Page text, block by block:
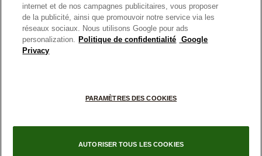
Conditions générales de vente
Conditions générales de vente Click & Collect
Plateforme ODR
FRANCE France
© TOUS DROITS RESERVES. 2026 Pandora
internet et de nos campagnes publicitaires, vous proposer
de la publicité, ainsi que promouvoir notre service via les
réseaux sociaux. Nous utilisons Google pour ads
personalization. Politique de confidentialité Google
Privacy
PARAMÈTRES DES COOKIES
AUTORISER TOUS LES COOKIES